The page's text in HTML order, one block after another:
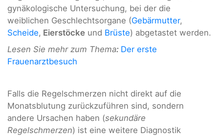
gynäkologische Untersuchung, bei der die
weiblichen Geschlechtsorgane (Gebärmutter,
Scheide, Eierstöcke und Brüste) abgetastet werden.
Lesen Sie mehr zum Thema: Der erste
Frauenarztbesuch
Falls die Regelschmerzen nicht direkt auf die
Monatsblutung zurückzuführen sind, sondern
andere Ursachen haben (sekundäre
Regelschmerzen) ist eine weitere Diagnostik